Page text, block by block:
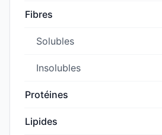
Fibres
Solubles
Insolubles
Protéines
Lipides